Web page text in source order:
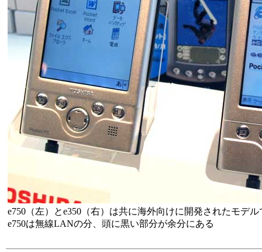
e750（左）とe350（右）は共に海外向けに開発されたモデ
e750は無線LANの分、頭に黒い部分が余分にある